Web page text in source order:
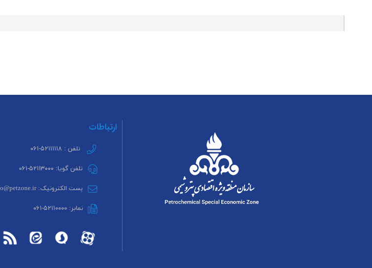
ارتباطات
تلفن : ۵۲۱۱۱۱۱۸-۰۶۱
تلفن گویا: ۵۲۱۱۳۰۰۰-۰۶۱
پست الکترونیک: info@petzone.ir
نمابر: ۵۲۱۱۰۰۰۰-۰۶۱